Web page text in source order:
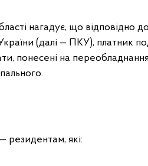
нагадує, що відповідно
(далі — ПКУ), платник
понесені на
резидентам, які: